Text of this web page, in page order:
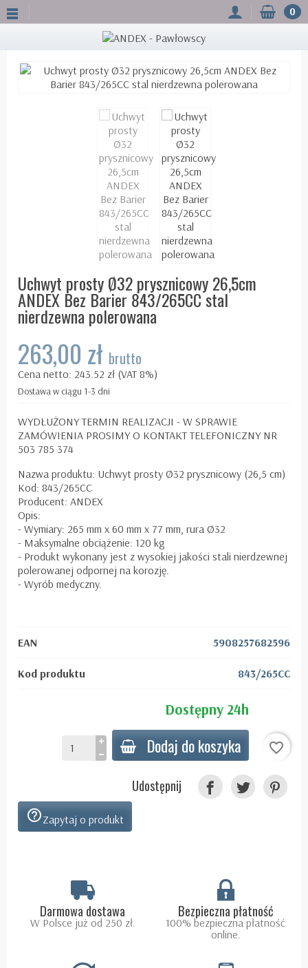
0
Uchwyt prosty Ø32 prysznicowy 26,5cm
ANDEX Bez Barier 843/265CC stal
nierdzewna polerowana
263,00 zł brutto
Cena netto: 243.52 zł (VAT 8%)
Dostawa w ciągu 1-3 dni
WYDŁUŻONY TERMIN REALIZACJI - W SPRAWIE
ZAMÓWIENIA PROSIMY O KONTAKT TELEFONICZNY NR
503 785 374
Nazwa produktu: Uchwyt prosty Ø32 prysznicowy (26,5 cm)
Kod: 843/265CC
Producent: ANDEX
Opis:
- Wymiary: 265 mm x 60 mm x 77 mm, rura Ø32
- Maksymalne obciążenie: 120 kg
- Produkt wykonany jest z wysokiej jakości stali nierdzewnej
polerowanej odpornej na korozję.
- Wyrób medyczny.
EAN 5908257682596
Kod produktu 843/265CC
Dostępny 24h
Dodaj do koszyka favorite_border
Udostępnij
help_outlineZapytaj o produkt
Darmowa dostawa
W Polsce już od 250 zł.
Bezpieczna płatność
100% bezpieczna płatność
online.